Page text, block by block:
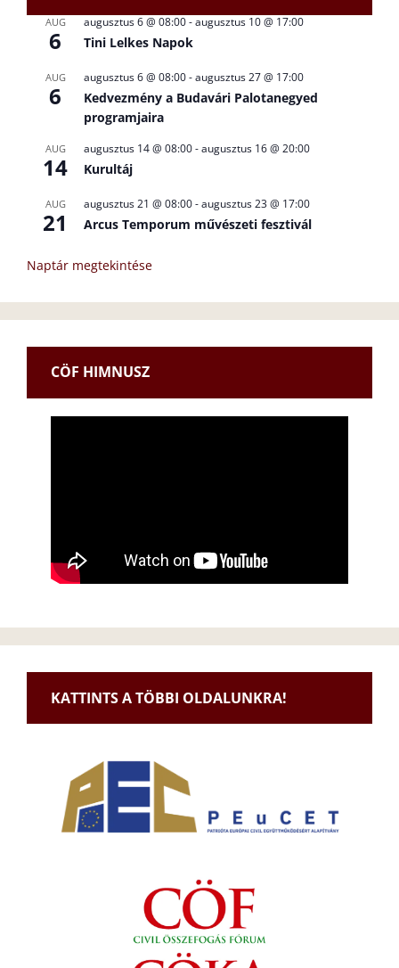
AUG
6
augusztus 6 @ 08:00-augusztus 10 @ 17:00
Tini Lelkes Napok
AUG
6
augusztus 6 @ 08:00-augusztus 27 @ 17:00
Kedvezmény a Budavári Palotanegyed
programjaira
AUG
14
augusztus 14 @ 08:00-augusztus 16 @ 20:00
Kurultáj
AUG
21
augusztus 21 @ 08:00-augusztus 23 @ 17:00
Arcus Temporum művészeti fesztivál
Naptár megtekintése
CÖF HIMNUSZ
KATTINTS A TÖBBI OLDALUNKRA!